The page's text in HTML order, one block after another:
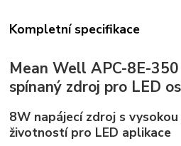
Kompletní specifikace
Mean Well APC-8E-
spínaný zdroj pro LED
8W napájecí zdroj s
životností pro LED aplikace